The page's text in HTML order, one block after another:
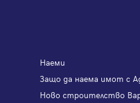
Наеми
Защо да наема имот с
Ново строителство